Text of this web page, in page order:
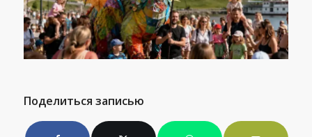
Поделиться записью